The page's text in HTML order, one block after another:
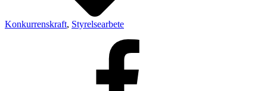
Konkurrenskraft, Styrelsearbete